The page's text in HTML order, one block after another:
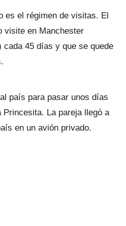
es el régimen de visitas. El
visite en Manchester
cada 45 días y que se quede
país para pasar unos días
La pareja llegó a
en un avión privado.